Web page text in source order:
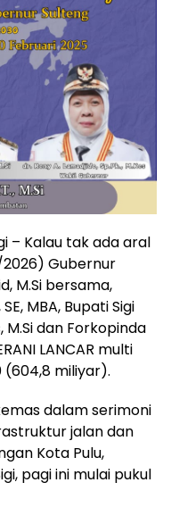
– Kalau tak ada aral
Gubernur
M.Si bersama,
MBA, Bupati Sigi
M.Si dan Forkopinda
LANCAR multi
(604,8 miliyar).
dalam serimoni
jalan dan
Kota Pulu,
pagi ini mulai pukul